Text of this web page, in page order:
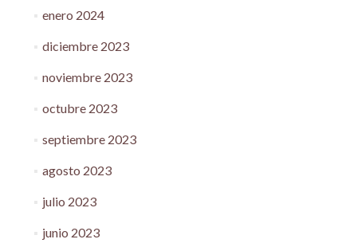
enero 2024
diciembre 2023
noviembre 2023
octubre 2023
septiembre 2023
agosto 2023
julio 2023
junio 2023